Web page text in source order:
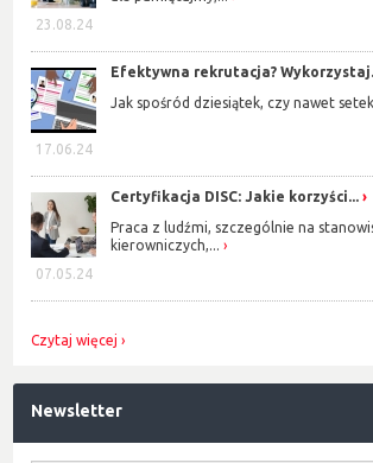
23.08.24
17.06.24
Efektywna rekrutacja?
Jak spośród dziesiątek, czy nawet
07.05.24
Certyfikacja DISC: Jakie korzyści...
Praca z ludźmi, szczególnie na
kierowniczych,...
Czytaj więcej
Newsletter